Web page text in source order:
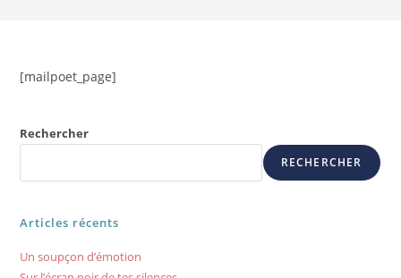
[mailpoet_page]
Rechercher
RECHERCHER
Articles récents
Un soupçon d’émotion